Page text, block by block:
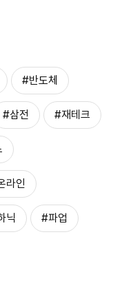
#반도체
#삼전 #재테크
라인
닉 #파업